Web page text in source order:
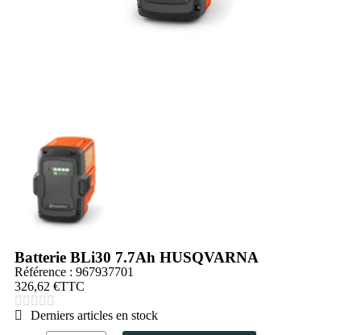
Batterie BLi30 7.7Ah HUSQVARNA
Référence : 967937701
326,62 €TTC
    
Derniers articles en stock